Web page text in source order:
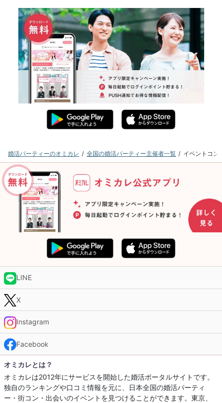
婚活パーティーのオミカレ 全国の婚活パーティー主催者一覧 イベントコン
LINE
X
Instagram
Facebook
オミカレとは？
オミカレは2012年にサービスを開始した婚活ポータルサイトです。
独自のランキングや口コミ情報を元に、日本全国の婚活パーティ
ー・街コン・出会いのイベントを見つけることができます。東京、